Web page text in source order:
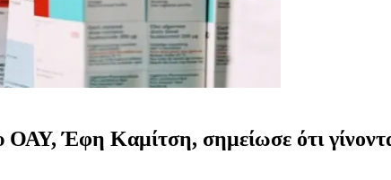
ΟΑΥ, Έφη Καμίτση, σημείωσε ότι